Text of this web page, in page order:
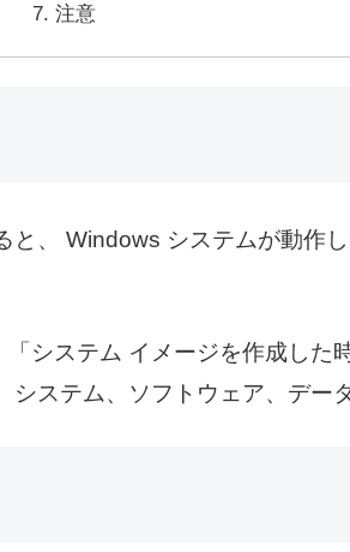
注意
と、 Windows システムが動作
システム イメージを作成した
システム、ソフトウェア、デー